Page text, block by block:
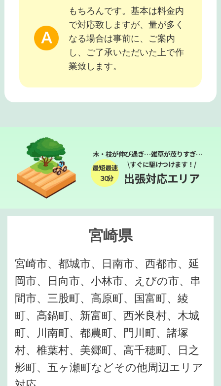
もちろんです。基本は料金内
で対応致しますが、量が多く
なる場合は事前に、ご案内
し、ご了承いただいた上で作
業致します。
木・枝が伸び過ぎ…雑草が茂りすぎ…
最短最速
３０分
\すぐに駆けつけます！/
出張対応エリア
宮崎県
宮崎市、都城市、日南市、西都市、延
岡市、日向市、小林市、えびの市、串
間市、三股町、高原町、国富町、綾
町、高鍋町、新富町、西米良村、木城
町、川南町、都農町、門川町、諸塚
村、椎葉村、美郷町、高千穂町、日之
影町、五ヶ瀬町などその他周辺エリア